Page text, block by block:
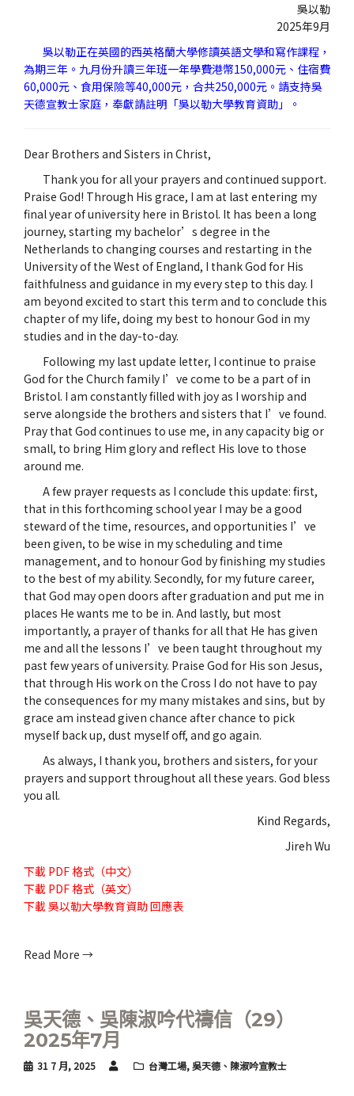
吳以勒
2025年9月
吳以勒正在英國的西英格蘭大學修讀英語文學和寫作課程，
為期三年。九月份升讀三年班一年學費港幣150,000元、住宿費
60,000元、食用保險等40,000元，合共250,000元。請支持吳
天德宣教士家庭，奉獻請註明「吳以勒大學教育資助」。
Dear Brothers and Sisters in Christ,
Thank you for all your prayers and continued support.
Praise God! Through His grace, I am at last entering my
final year of university here in Bristol. It has been a long
journey, starting my bachelor’s degree in the
Netherlands to changing courses and restarting in the
University of the West of England, I thank God for His
faithfulness and guidance in my every step to this day. I
am beyond excited to start this term and to conclude this
chapter of my life, doing my best to honour God in my
studies and in the day-to-day.
Following my last update letter, I continue to praise
God for the Church family I’ve come to be a part of in
Bristol. I am constantly filled with joy as I worship and
serve alongside the brothers and sisters that I’ve found.
Pray that God continues to use me, in any capacity big or
small, to bring Him glory and reflect His love to those
around me.
A few prayer requests as I conclude this update: first,
that in this forthcoming school year I may be a good
steward of the time, resources, and opportunities I’ve
been given, to be wise in my scheduling and time
management, and to honour God by finishing my studies
to the best of my ability. Secondly, for my future career,
that God may open doors after graduation and put me in
places He wants me to be in. And lastly, but most
importantly, a prayer of thanks for all that He has given
me and all the lessons I’ve been taught throughout my
past few years of university. Praise God for His son Jesus,
that through His work on the Cross I do not have to pay
the consequences for my many mistakes and sins, but by
grace am instead given chance after chance to pick
myself back up, dust myself off, and go again.
As always, I thank you, brothers and sisters, for your
prayers and support throughout all these years. God bless
you all.
Kind Regards,
Jireh Wu
下載 PDF 格式（中文）
下載 PDF 格式（英文）
下載吳以勒大學教育資助 回應表
Read More →
吳天德、吳陳淑吟代禱信（29）
2025年7月
31 7 月, 2025 台灣工場,吳天德、陳淑吟宣教士